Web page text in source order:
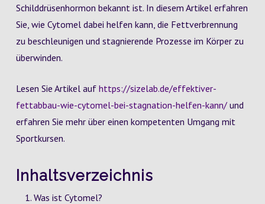
Schilddrüsenhormon bekannt ist. In diesem Artikel erfahren
Sie, wie Cytomel dabei helfen kann, die Fettverbrennung
zu beschleunigen und stagnierende Prozesse im Körper zu
überwinden.
Lesen Sie Artikel auf https://sizelab.de/effektiver-
fettabbau-wie-cytomel-bei-stagnation-helfen-kann/und
erfahren Sie mehr über einen kompetenten Umgang mit
Sportkursen.
Inhaltsverzeichnis
Was ist Cytomel?